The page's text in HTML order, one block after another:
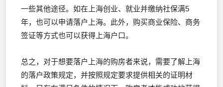
一些其他途径。如在上海创业、就业并缴纳社保满5
年，也可以申请落户上海。此外，购买商业保险、商务
签证等方式也可以获得上海户口。
总之，对于想要落户上海的购房者来说，需要了解上海
的落户政策规定，并按照规定要求提供相关的证明材